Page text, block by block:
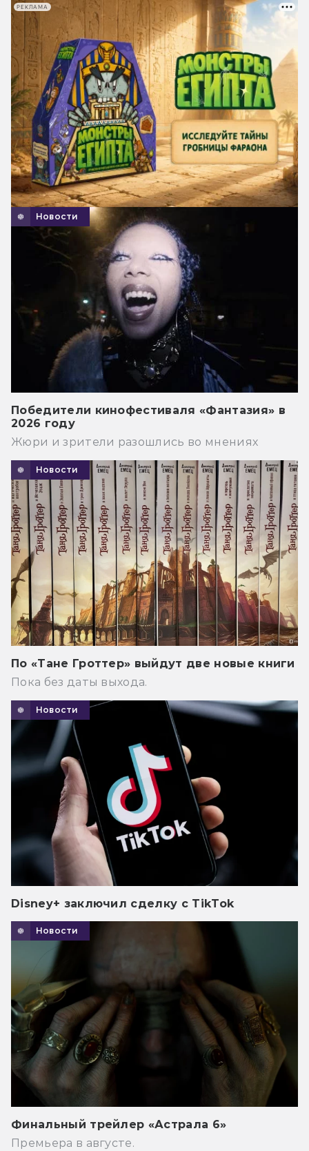
Новости
Победители кинофестиваля «Фантазия» в
2026 году
Жюри и зрители разошлись во мнениях
Новости
По «Тане Гроттер» выйдут две новые книги
Пока без даты выхода.
Новости
Disney+ заключил сделку с TikTok
Новости
Финальный трейлер «Астрала 6»
Премьера в августе.
РЕКЛАМА